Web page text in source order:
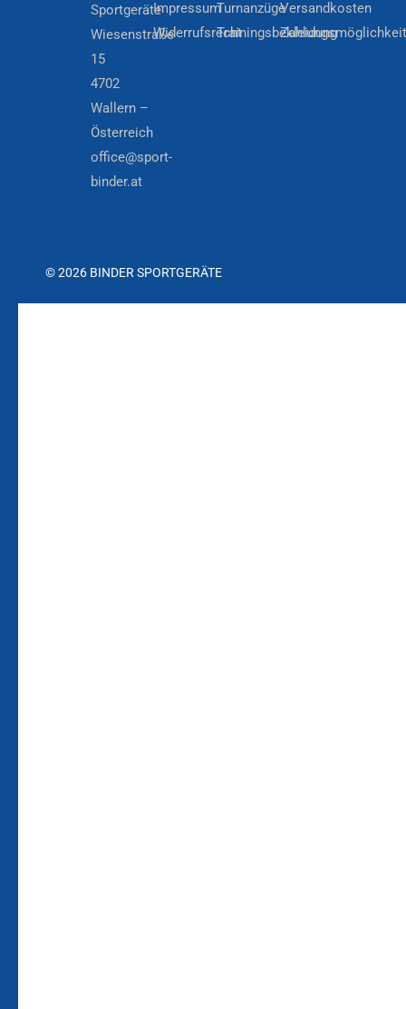
Sportgeräte
Wiesenstraße
15
4702
Wallern –
Österreich
office@sport-
binder.at
Impressum
Widerrufsrecht
Turnanzüge
Trainingsbekleidung
Versandkosten
© 2026 BINDER SPORTGERÄTE